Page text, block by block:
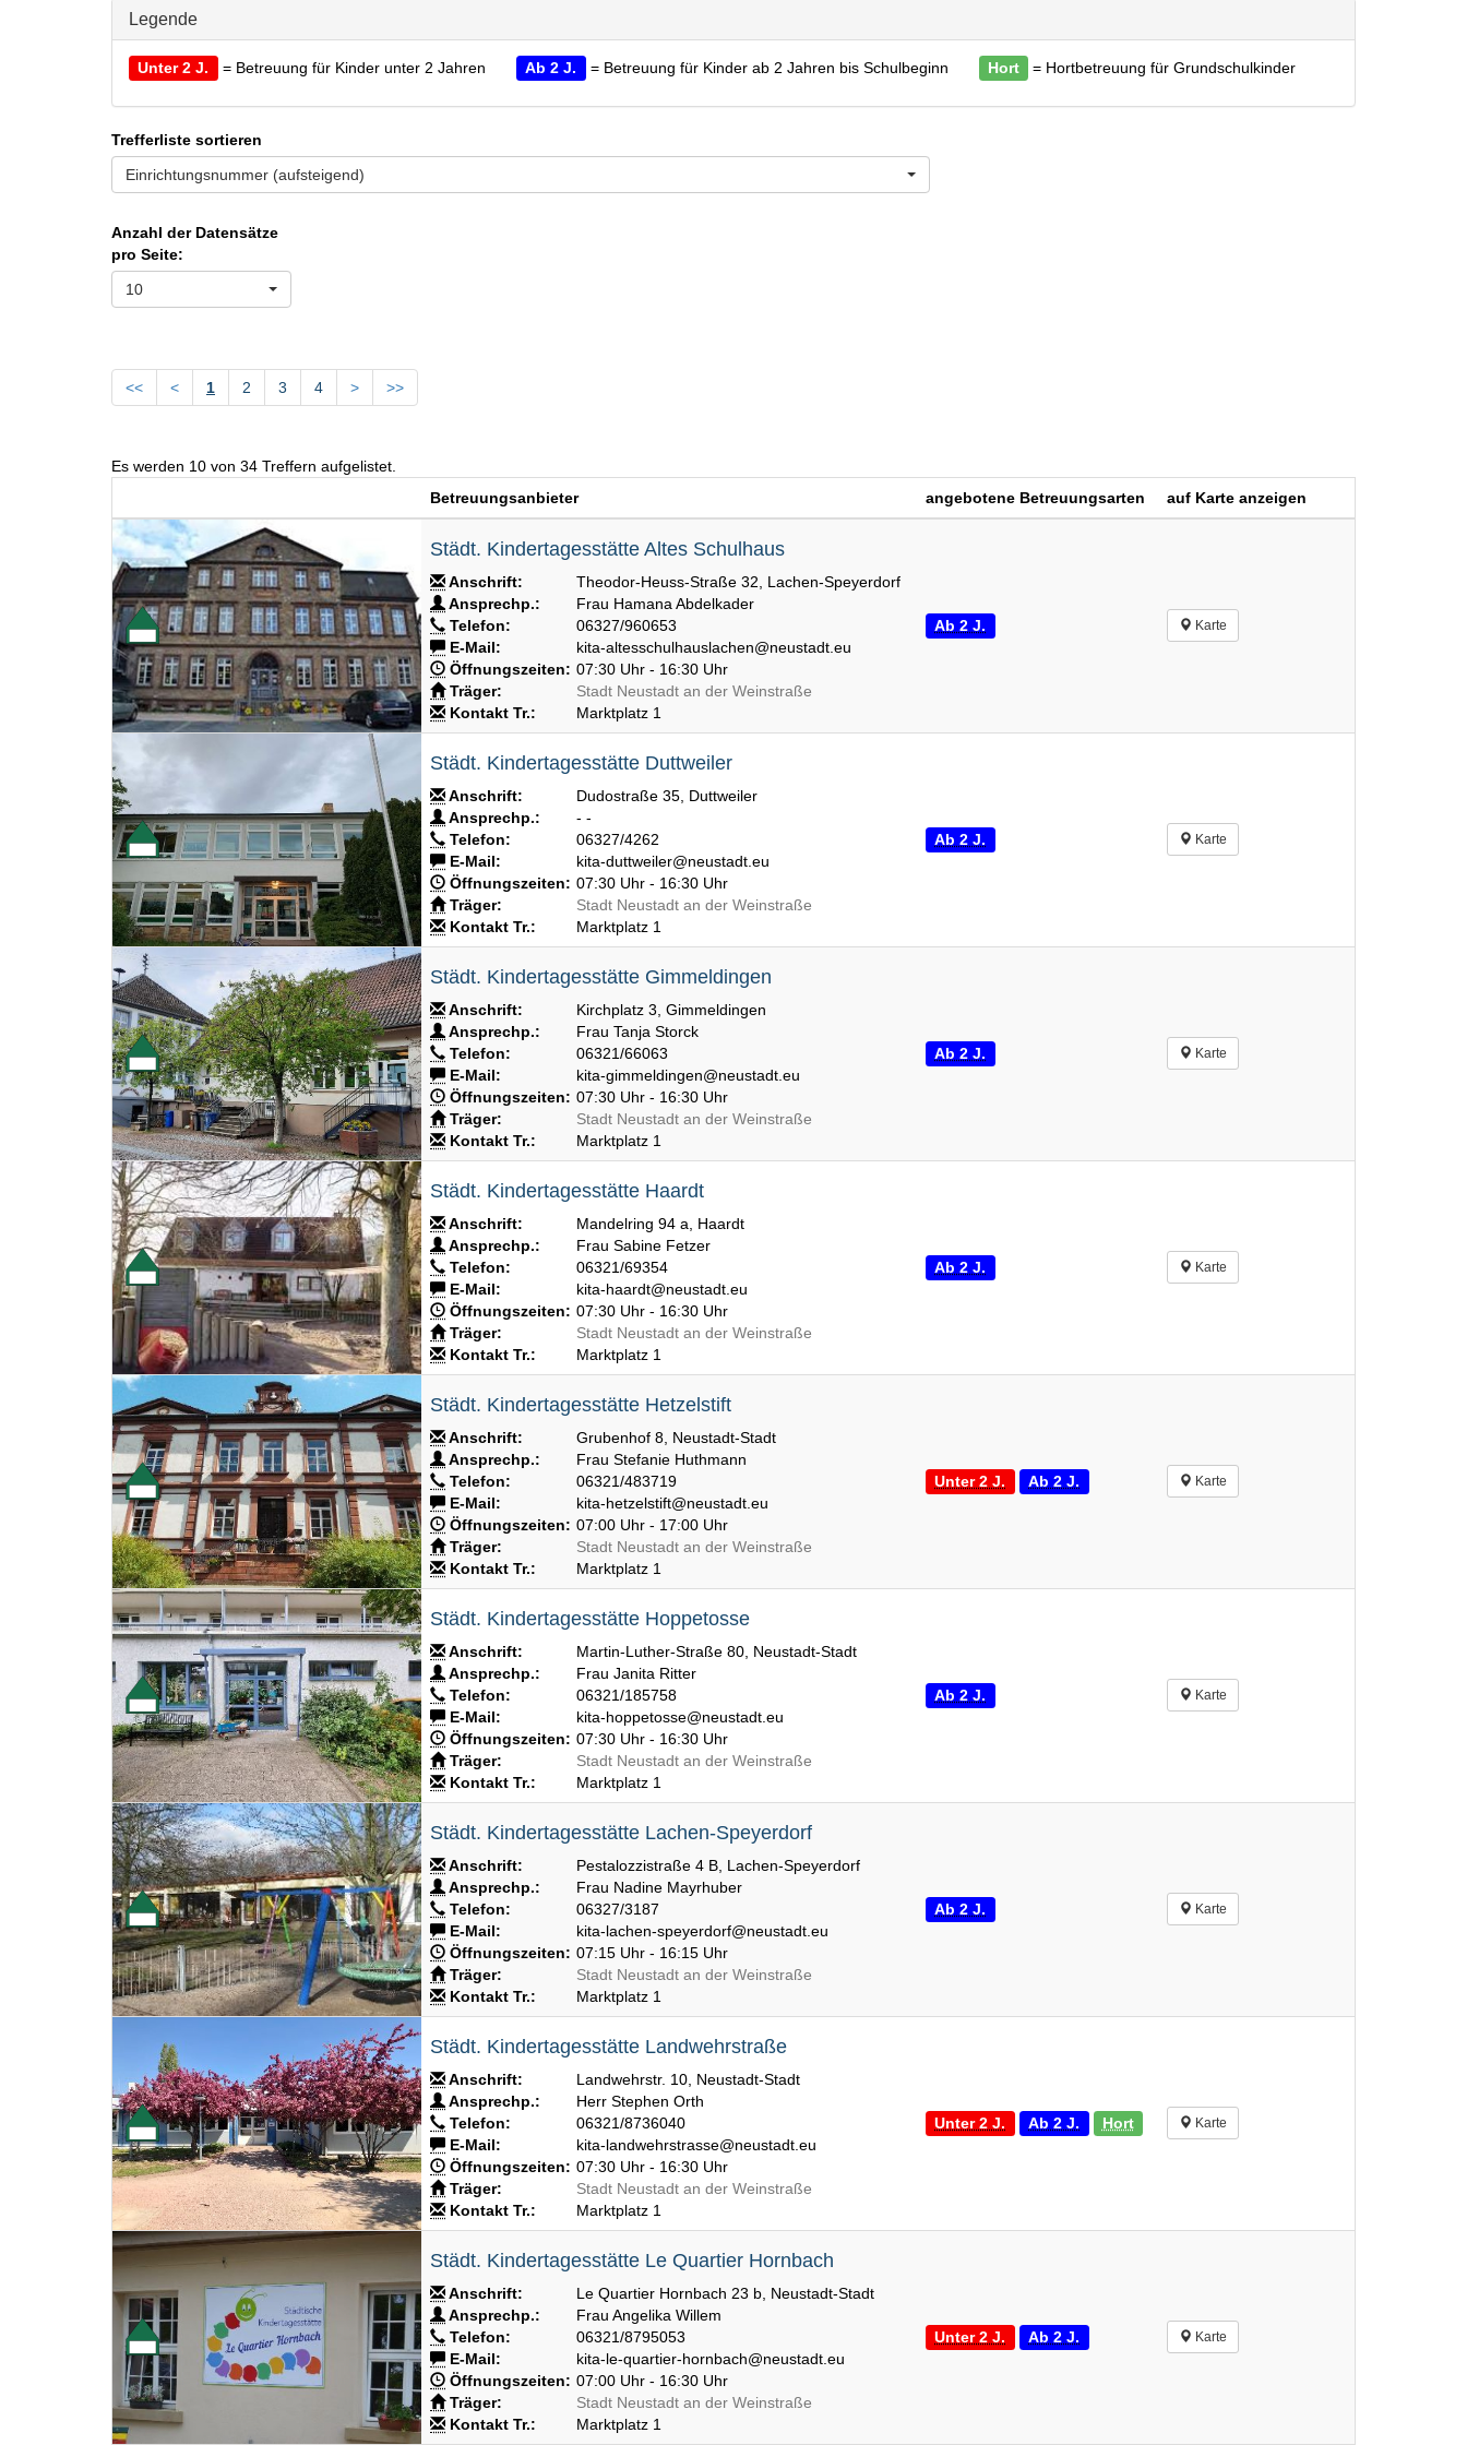
Legende
Unter 2 J. = Betreuung für Kinder unter 2 Jahren Ab 2 J. = Betreuung für Kinder ab 2 Jahren bis Schulbeginn Hort = Hortbetreuung für Grundschulkinder
Trefferliste sortieren
Einrichtungsnummer (aufsteigend)
Anzahl der Datensätze
pro Seite:
10
<< < 1 2 3 4 > >>
Es werden 10 von 34 Treffern aufgelistet.
Betreuungsanbieter
angebotene Betreuungsarten auf Karte anzeigen
Städt. Kindertagesstätte Altes Schulhaus
Anschrift:
Theodor-Heuss-Straße 32, Lachen-Speyerdorf
Ansprechp.:
Frau Hamana Abdelkader
Telefon:
06327/960653
E-Mail:
kita-altesschulhauslachen@neustadt.eu
Öffnungszeiten: 07:30 Uhr - 16:30 Uhr
Träger:
Stadt Neustadt an der Weinstraße
Kontakt Tr.:
Marktplatz 1
Ab 2 J. Karte
Städt. Kindertagesstätte Duttweiler
Anschrift:
Dudostraße 35, Duttweiler
Ansprechp.:
- -
Telefon:
06327/4262
E-Mail:
kita-duttweiler@neustadt.eu
Öffnungszeiten: 07:30 Uhr - 16:30 Uhr
Träger:
Stadt Neustadt an der Weinstraße
Kontakt Tr.:
Marktplatz 1
Ab 2 J. Karte
Städt. Kindertagesstätte Gimmeldingen
Anschrift:
Kirchplatz 3, Gimmeldingen
Ansprechp.:
Frau Tanja Storck
Telefon:
06321/66063
E-Mail:
kita-gimmeldingen@neustadt.eu
Öffnungszeiten: 07:30 Uhr - 16:30 Uhr
Träger:
Stadt Neustadt an der Weinstraße
Kontakt Tr.:
Marktplatz 1
Ab 2 J. Karte
Städt. Kindertagesstätte Haardt
Anschrift:
Mandelring 94 a, Haardt
Ansprechp.:
Frau Sabine Fetzer
Telefon:
06321/69354
E-Mail:
kita-haardt@neustadt.eu
Öffnungszeiten: 07:30 Uhr - 16:30 Uhr
Träger:
Stadt Neustadt an der Weinstraße
Kontakt Tr.:
Marktplatz 1
Ab 2 J. Karte
Städt. Kindertagesstätte Hetzelstift
Anschrift:
Grubenhof 8, Neustadt-Stadt
Ansprechp.:
Frau Stefanie Huthmann
Telefon:
06321/483719
E-Mail:
kita-hetzelstift@neustadt.eu
Öffnungszeiten: 07:00 Uhr - 17:00 Uhr
Träger:
Stadt Neustadt an der Weinstraße
Kontakt Tr.:
Marktplatz 1
Unter 2 J. Ab 2 J. Karte
Städt. Kindertagesstätte Hoppetosse
Anschrift:
Martin-Luther-Straße 80, Neustadt-Stadt
Ansprechp.:
Frau Janita Ritter
Telefon:
06321/185758
E-Mail:
kita-hoppetosse@neustadt.eu
Öffnungszeiten: 07:30 Uhr - 16:30 Uhr
Träger:
Stadt Neustadt an der Weinstraße
Kontakt Tr.:
Marktplatz 1
Ab 2 J. Karte
Städt. Kindertagesstätte Lachen-Speyerdorf
Anschrift:
Pestalozzistraße 4 B, Lachen-Speyerdorf
Ansprechp.:
Frau Nadine Mayrhuber
Telefon:
06327/3187
E-Mail:
kita-lachen-speyerdorf@neustadt.eu
Öffnungszeiten: 07:15 Uhr - 16:15 Uhr
Träger:
Stadt Neustadt an der Weinstraße
Kontakt Tr.:
Marktplatz 1
Ab 2 J. Karte
Städt. Kindertagesstätte Landwehrstraße
Anschrift:
Landwehrstr. 10, Neustadt-Stadt
Ansprechp.:
Herr Stephen Orth
Telefon:
06321/8736040
E-Mail:
kita-landwehrstrasse@neustadt.eu
Öffnungszeiten: 07:30 Uhr - 16:30 Uhr
Träger:
Stadt Neustadt an der Weinstraße
Kontakt Tr.:
Marktplatz 1
Unter 2 J. Ab 2 J. Hort Karte
Städt. Kindertagesstätte Le Quartier Hornbach
Anschrift:
Le Quartier Hornbach 23 b, Neustadt-Stadt
Ansprechp.:
Frau Angelika Willem
Telefon:
06321/8795053
E-Mail:
kita-le-quartier-hornbach@neustadt.eu
Öffnungszeiten: 07:00 Uhr - 16:30 Uhr
Träger:
Stadt Neustadt an der Weinstraße
Kontakt Tr.:
Marktplatz 1
Unter 2 J. Ab 2 J. Karte